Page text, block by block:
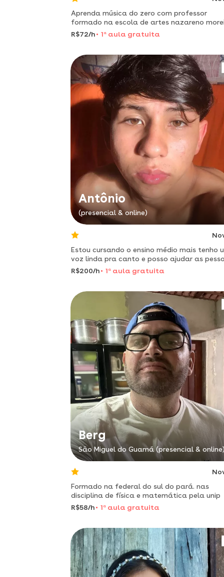
Aprenda música do zero com professor
formado na escola de artes nazareno
aulas práticas e personalizadas para
não importa se você nunca tocou antes: a
R$72/h 1 a aula gratuita
Antônio
(presencial & online)
Estou cursando o ensino médio mais tenho
voz linda pra canto e posso ajudar as
que querem aprender
R$200/h 1 a aula gratuita
Berg
São Miguel do Guamá (presencial & online)
Formado na federal do sul do pará. nas
disciplina de física e matemática pela unip
R$58/h
1 a aula gratuita